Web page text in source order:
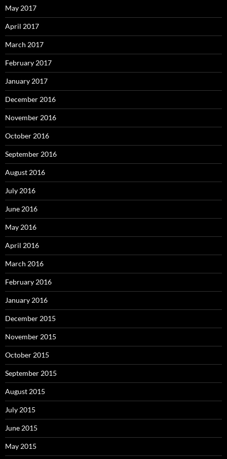
May 2017
April 2017
March 2017
February 2017
January 2017
December 2016
November 2016
October 2016
September 2016
August 2016
July 2016
June 2016
May 2016
April 2016
March 2016
February 2016
January 2016
December 2015
November 2015
October 2015
September 2015
August 2015
July 2015
June 2015
May 2015